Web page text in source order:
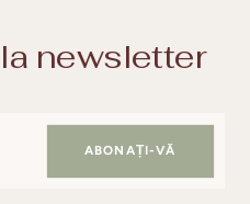
newsletter
ABONAȚI-VĂ